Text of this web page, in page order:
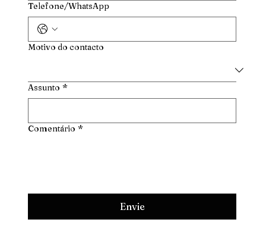
Telefone/WhatsApp
Motivo do contacto
Assunto *
Comentário *
Envie